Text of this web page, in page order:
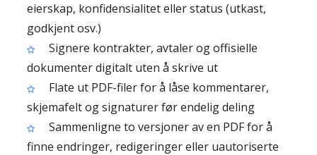
eierskap, konfidensialitet eller status (utkast,
godkjent osv.)
Signere kontrakter, avtaler og offisielle
dokumenter digitalt uten å skrive ut
Flate ut PDF-filer for å låse kommentarer,
skjemafelt og signaturer før endelig deling
Sammenligne to versjoner av en PDF for å
finne endringer, redigeringer eller uautoriserte